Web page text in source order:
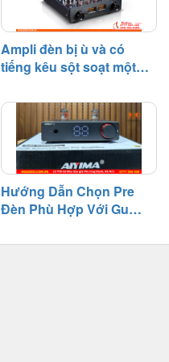
Ampli đèn bị ù và có
tiếng kêu sột soạt một
cách khắc phục
Hướng Dẫn Chọn Pre
Đèn Phù Hợp Với Gu